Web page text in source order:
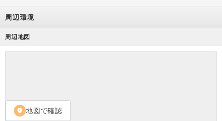
周辺環境
周辺地図
location_on 地図で確認